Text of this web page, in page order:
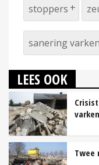
stoppers
sanering
LEES OOK
Twee